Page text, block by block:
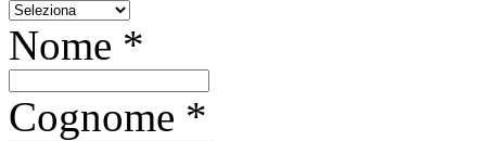
Nome *
Cognome *